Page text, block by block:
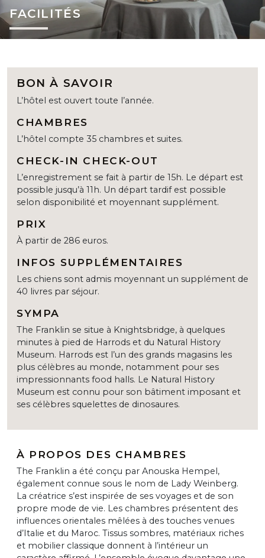
FACILITÉS
BON À SAVOIR
L’hôtel est ouvert toute l’année.
CHAMBRES
L’hôtel compte 35 chambres et suites.
CHECK-IN CHECK-OUT
L’enregistrement se fait à partir de 15h. Le départ est
possible jusqu’à 11h. Un départ tardif est possible
selon disponibilité et moyennant supplément.
PRIX
À partir de 286 euros.
INFOS SUPPLÉMENTAIRES
Les chiens sont admis moyennant un supplément de
40 livres par séjour.
SYMPA
The Franklin se situe à Knightsbridge, à quelques
minutes à pied de Harrods et du Natural History
Museum. Harrods est l’un des grands magasins les
plus célèbres au monde, notamment pour ses
impressionnants food halls. Le Natural History
Museum est connu pour son bâtiment imposant et
ses célèbres squelettes de dinosaures.
À PROPOS DES CHAMBRES
The Franklin a été conçu par Anouska Hempel,
également connue sous le nom de Lady Weinberg.
La créatrice s’est inspirée de ses voyages et de son
propre mode de vie. Les chambres présentent des
influences orientales mêlées à des touches venues
d’Italie et du Maroc. Tissus sombres, matériaux riches
et mobilier classique donnent à l’intérieur un